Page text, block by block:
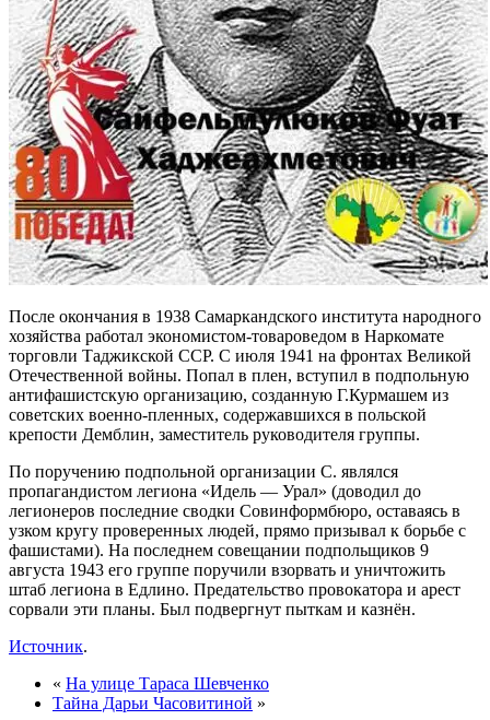
После окончания в 1938 Самаркандского института народного
хозяйства работал экономистом-товароведом в Наркомате
торговли Таджикской ССР. С июля 1941 на фронтах Великой
Отечественной войны. Попал в плен, вступил в подпольную
антифашистскую организацию, созданную Г.Курмашем из
советских военно-пленных, содержавшихся в польской
крепости Демблин, заместитель руководителя группы.
По поручению подпольной организации С. являлся
пропагандистом легиона «Идель — Урал» (доводил до
легионеров последние сводки Совинформбюро, оставаясь в
узком кругу проверенных людей, прямо призывал к борьбе с
фашистами). На последнем совещании подпольщиков 9
августа 1943 его группе поручили взорвать и уничтожить
штаб легиона в Едлино. Предательство провокатора и арест
сорвали эти планы. Был подвергнут пыткам и казнён.
Источник.
« На улице Тараса Шевченко
Тайна Дарьи Часовитиной »